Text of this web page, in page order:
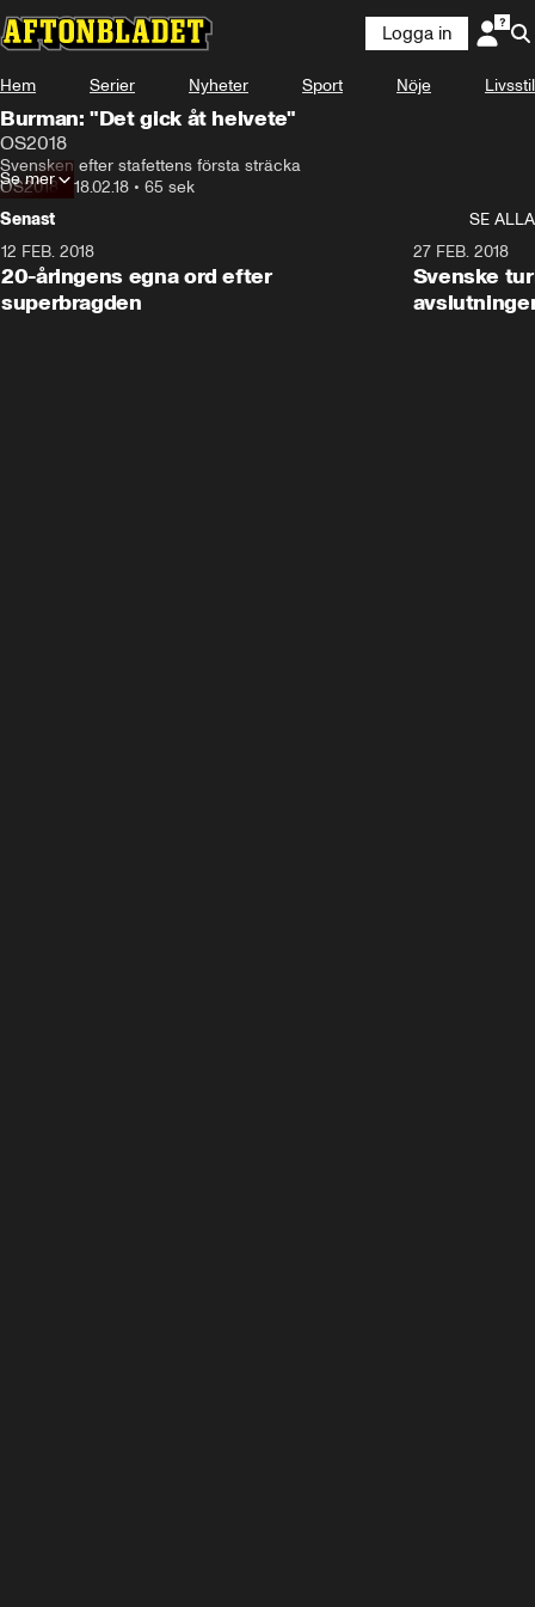
Logga in
Hem Serier Nyheter Sport Nöje Livsstil
Burman: "Det gick åt helvete"
OS2018
Svensken efter stafettens första sträcka
OS2018• 18.02.18 • 65 sek
Se mer
Senast
SE ALLA
12 FEB. 2018
20-åringens egna ord efter
superbragden
27 FEB. 2018
Svenske